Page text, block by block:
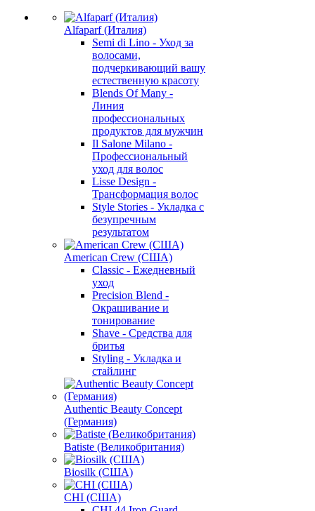
Alfaparf (Италия)
Semi di Lino - Уход за
волосами,
подчеркивающий вашу
естественную красоту
Blends Of Many -
Линия
профессиональных
продуктов для мужчин
Il Salone Milano -
Профессиональный
уход для волос
Lisse Design -
Трансформация волос
Style Stories - Укладка с
безупречным
результатом
American Crew (США)
Classic - Ежедневный
уход
Precision Blend -
Окрашивание и
тонирование
Shave - Средства для
бритья
Styling - Укладка и
стайлинг
Authentic Beauty Concept
(Германия)
Batiste (Великобритания)
Biosilk (США)
CHI (США)